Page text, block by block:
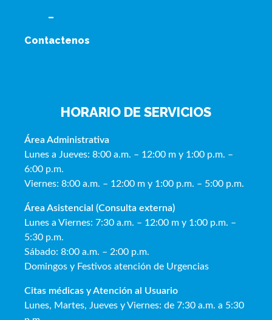
–
Contactenos
HORARIO DE SERVICIOS
Área Administrativa
Lunes a Jueves: 8:00 a.m. – 12:00 m y 1:00 p.m. –
6:00 p.m.
Viernes: 8:00 a.m. – 12:00 m y 1:00 p.m. – 5:00 p.m.
Área Asistencial (Consulta externa)
Lunes a Viernes: 7:30 a.m. – 12:00 m y 1:00 p.m. –
5:30 p.m.
Sábado: 8:00 a.m. – 2:00 p.m.
Domingos y Festivos atención de Urgencias
Citas médicas y Atención al Usuario
Lunes, Martes, Jueves y Viernes: de 7:30 a.m. a 5:30